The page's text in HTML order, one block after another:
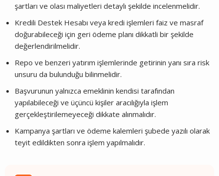
şartları ve olası maliyetleri detaylı şekilde incelenmelidir.
Kredili Destek Hesabı veya kredi işlemleri faiz ve masraf
doğurabileceği için geri ödeme planı dikkatli bir şekilde
değerlendirilmelidir.
Repo ve benzeri yatırım işlemlerinde getirinin yanı sıra risk
unsuru da bulunduğu bilinmelidir.
Başvurunun yalnızca emeklinin kendisi tarafından
yapılabileceği ve üçüncü kişiler aracılığıyla işlem
gerçekleştirilemeyeceği dikkate alınmalıdır.
Kampanya şartları ve ödeme kalemleri şubede yazılı olarak
teyit edildikten sonra işlem yapılmalıdır.